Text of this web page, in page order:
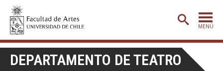
MENÚ
PORTADA
DEPARTAMENTO DE TEATRO